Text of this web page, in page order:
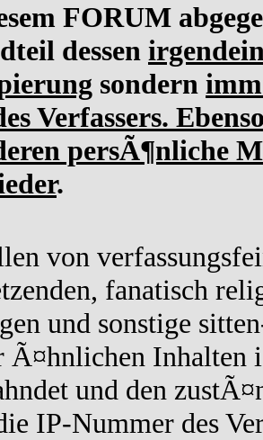
FORUM
dessen
sondern
Verfassers.
persÃ¶nliche
.
von
fanatisch
und sonstige
Ã¤hnlichen Inhalten
und den
IP-Nummer des